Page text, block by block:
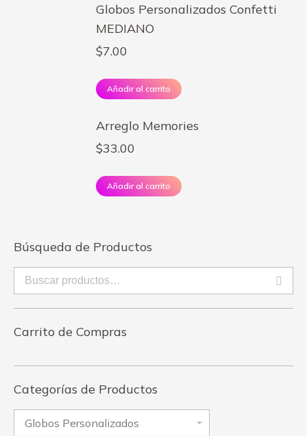
Globos Personalizados Confetti
MEDIANO
$7.00
Añadir al carrito
Arreglo Memories
$33.00
Añadir al carrito
Búsqueda de Productos
Carrito de Compras
Categorías de Productos